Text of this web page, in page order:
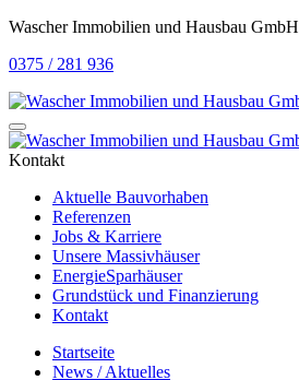
Wascher Immobilien und Hausbau GmbH
0375 / 281 936
Kontakt
Aktuelle Bauvorhaben
Referenzen
Jobs & Karriere
Unsere Massivhäuser
EnergieSparhäuser
Grundstück und Finanzierung
Kontakt
Startseite
News / Aktuelles